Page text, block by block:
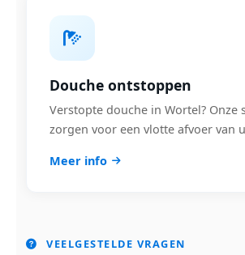
Douche ontstoppen
Verstopte douche in Wortel? Onze
zorgen voor een vlotte afvoer van
Meer info
VEELGESTELDE VRAGEN